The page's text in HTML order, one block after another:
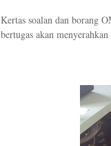
Kertas soalan dan borang
bertugas akan